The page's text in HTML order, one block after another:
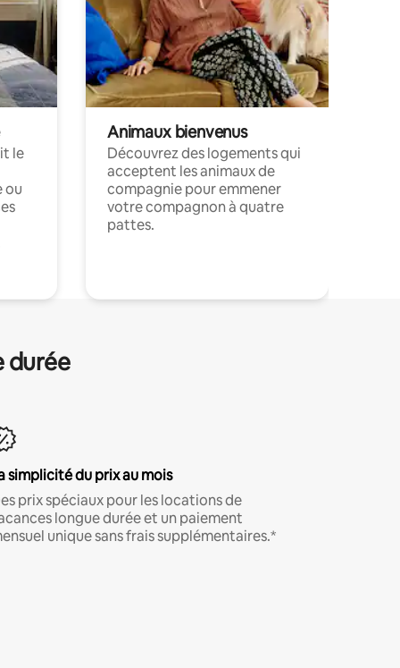
le
ou
Animaux bienvenus
Découvrez des logements qui
acceptent les animaux de
compagnie pour emmener
votre compagnon à quatre
pattes.
durée
simplicité du prix au mois
prix spéciaux pour les locations de
longue durée et un paiement
unique sans frais supplémentaires.*